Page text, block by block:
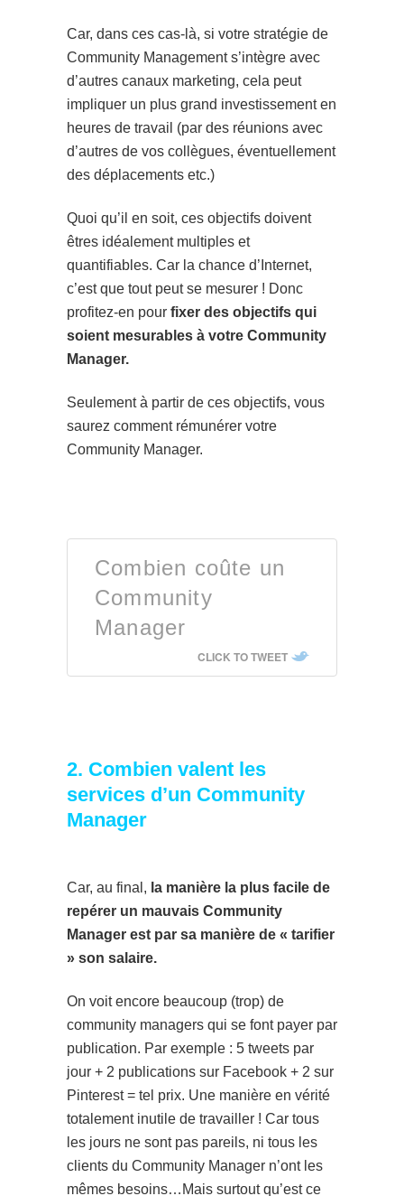
Car, dans ces cas-là, si votre stratégie de
Community Management s’intègre avec
d’autres canaux marketing, cela peut
impliquer un plus grand investissement en
heures de travail (par des réunions avec
d’autres de vos collègues, éventuellement
des déplacements etc.)
Quoi qu’il en soit, ces objectifs doivent
êtres idéalement multiples et
quantifiables. Car la chance d’Internet,
c’est que tout peut se mesurer ! Donc
profitez-en pour fixer des objectifs qui
soient mesurables à votre Community
Manager.
Seulement à partir de ces objectifs, vous
saurez comment rémunérer votre
Community Manager.
Combien coûte un
Community
Manager
CLICK TO TWEET
2. Combien valent les
services d’un Community
Manager
Car, au final, la manière la plus facile de
repérer un mauvais Community
Manager est par sa manière de « tarifier
» son salaire.
On voit encore beaucoup (trop) de
community managers qui se font payer par
publication. Par exemple : 5 tweets par
jour + 2 publications sur Facebook + 2 sur
Pinterest = tel prix. Une manière en vérité
totalement inutile de travailler ! Car tous
les jours ne sont pas pareils, ni tous les
clients du Community Manager n’ont les
mêmes besoins…Mais surtout qu’est ce